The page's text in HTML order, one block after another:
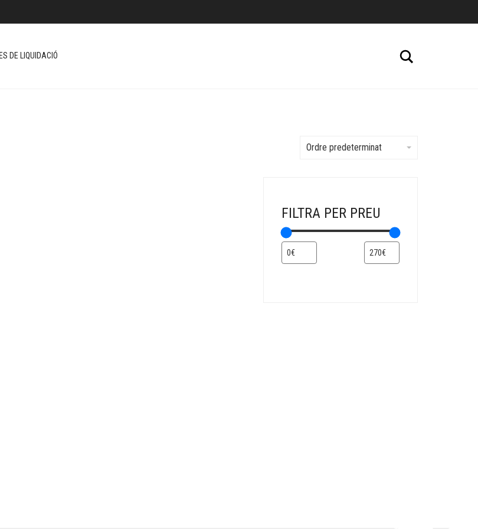
DE LIQUIDACIÓ
Ordre predeterminat
FILTRA PER PREU